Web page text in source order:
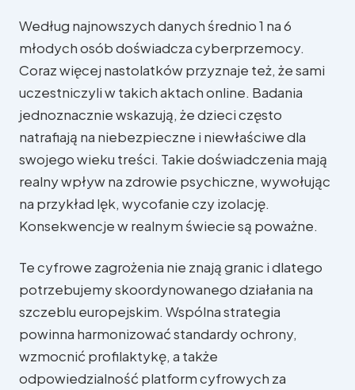
W Parlamencie Europejskim
W regionie
Według najnowszych danych średnio 1 na 6
młodych osób doświadcza cyberprzemocy.
Coraz więcej nastolatków przyznaje też, że sami
uczestniczyli w takich aktach online. Badania
jednoznacznie wskazują, że dzieci często
natrafiają na niebezpieczne i niewłaściwe dla
swojego wieku treści. Takie doświadczenia mają
realny wpływ na zdrowie psychiczne, wywołując
na przykład lęk, wycofanie czy izolację.
Konsekwencje w realnym świecie są poważne.
Te cyfrowe zagrożenia nie znają granic i dlatego
potrzebujemy skoordynowanego działania na
szczeblu europejskim. Wspólna strategia
powinna harmonizować standardy ochrony,
wzmocnić profilaktykę, a także
odpowiedzialność platform cyfrowych za